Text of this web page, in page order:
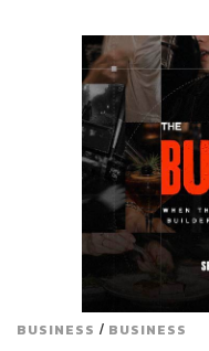
BUSINESS / BUSINESS